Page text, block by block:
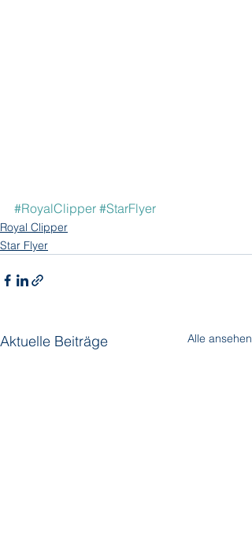
#RoyalClipper #StarFlyer
Royal Clipper
Star Flyer
Aktuelle Beiträge Alle ansehen